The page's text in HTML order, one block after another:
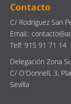
Contacto
C/ Rodríguez San
Email:.
Telf: 915 91 71 14
Delegación Zona
C/ O'Donnell, 3,
Sevilla